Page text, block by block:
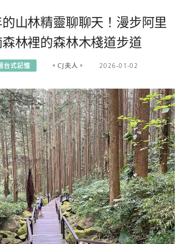
山林精靈聊聊天！漫步阿里
林裡的森林木棧道步道
台式記憶 。CJ夫人。 2026-01-02